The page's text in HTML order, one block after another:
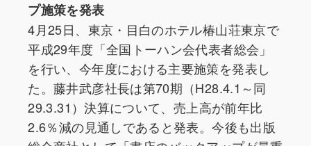
プ施策を発表
4月25日、東京・目白のホテル椿山荘東京で
平成29年度「全国トーハン会代表者総会」
を行い、今年度における主要施策を発表し
た。藤井武彦社長は第70期（H28.4.1～同
29.3.31）決算について、売上高が前年比
2.6％減の見通しであると発表。今後も出版